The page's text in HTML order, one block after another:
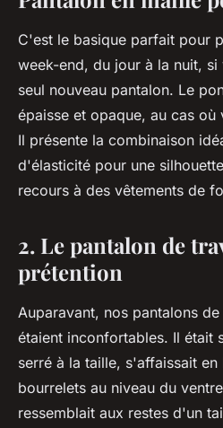
C'est le basique parfait pour
week-end, du jour à la nuit,
seul nouveau pantalon. Le
épaisse et opaque, au cas où
Il présente la combinaison
d'élasticité pour une
recours à des vêtements de
2. Le pantalon de
prétention
Auparavant, nos pantalons
étaient inconfortables. Il était
serré à la taille, s'affaissait
bourrelets au niveau du
ressemblait aux restes d'un